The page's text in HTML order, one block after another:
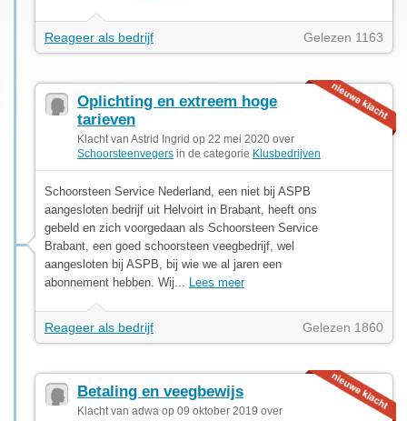
Reageer als bedrijf Gelezen 1163
Oplichting en extreem hoge
tarieven
Klacht van Astrid Ingrid op 22 mei 2020 over
Schoorsteenvegers in de categorie Klusbedrijven
Schoorsteen Service Nederland, een niet bij ASPB
aangesloten bedrijf uit Helvoirt in Brabant, heeft ons
gebeld en zich voorgedaan als Schoorsteen Service
Brabant, een goed schoorsteen veegbedrijf, wel
aangesloten bij ASPB, bij wie we al jaren een
abonnement hebben. Wij... Lees meer
Reageer als bedrijf Gelezen 1860
Betaling en veegbewijs
Klacht van adwa op 09 oktober 2019 over